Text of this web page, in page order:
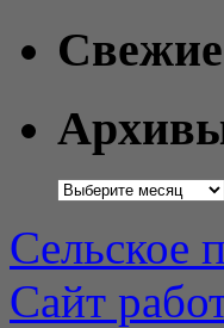
Архивы
Сельское
Сайт